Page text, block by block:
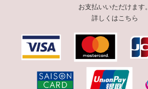
お支払いいただけます。
詳しくはこちら